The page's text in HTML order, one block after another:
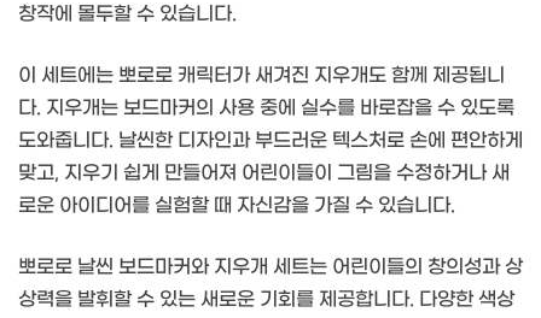
창작에 몰두할 수 있습니다.
이 세트에는 뽀로로 캐릭터가 새겨진 지우개도 함께 제공됩니
다. 지우개는 보드마커의 사용 중에 실수를 바로잡을 수 있도록
도와줍니다. 날씬한 디자인과 부드러운 텍스처로 손에 편안하게
맞고, 지우기 쉽게 만들어져 어린이들이 그림을 수정하거나 새
로운 아이디어를 실험할 때 자신감을 가질 수 있습니다.
뽀로로 날씬 보드마커와 지우개 세트는 어린이들의 창의성과 상
상력을 발휘할 수 있는 새로운 기회를 제공합니다. 다양한 색상